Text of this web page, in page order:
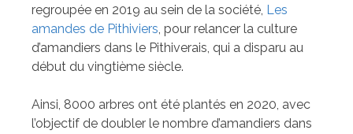
regroupée en 2019 au sein de la société, Les
amandes de Pithiviers, pour relancer la culture
d’amandiers dans le Pithiverais, qui a disparu au
début du vingtième siècle.
Ainsi, 8000 arbres ont été plantés en 2020, avec
l’objectif de doubler le nombre d’amandiers dans